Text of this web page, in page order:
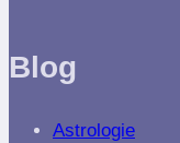
Blog
Astrologie